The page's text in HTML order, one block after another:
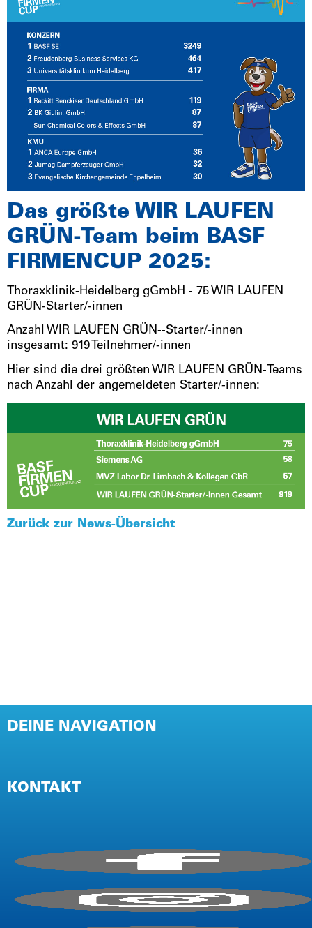
Das größte WIR LAUFEN
GRÜN-Team beim BASF
FIRMENCUP 2025:
Thoraxklinik-Heidelberg gGmbH - 75 WIR LAUFEN
GRÜN-Starter/-innen
Anzahl WIR LAUFEN GRÜN--Starter/-innen
insgesamt: 919 Teilnehmer/-innen
Hier sind die drei größten WIR LAUFEN GRÜN-Teams
nach Anzahl der angemeldeten Starter/-innen:
Zurück zur News-Übersicht
DEINE NAVIGATION
PRESSE
KONTAKT